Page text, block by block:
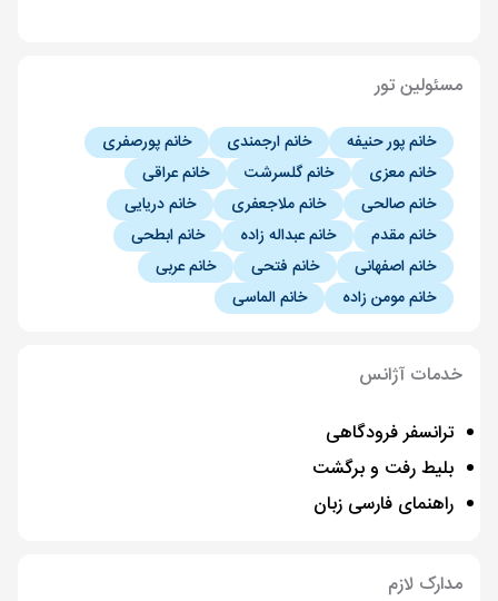
مسئولین تور
خانم پور حنیفه خانم ارجمندی
خانم پورصفری
خانم معزی
خانم گلسرشت
خانم عراقی
خانم صالحی
خانم ملاجعفری
خانم دریایی
خانم مقدم
خانم عبداله زاده
خانم ابطحی
خانم اصفهانی
خانم فتحی
خانم عربی
خانم مومن زاده
خانم الماسی
خدمات آژانس
ترانسفر فرودگاهی
بلیط رفت و برگشت
راهنمای فارسی زبان
مدارک لازم